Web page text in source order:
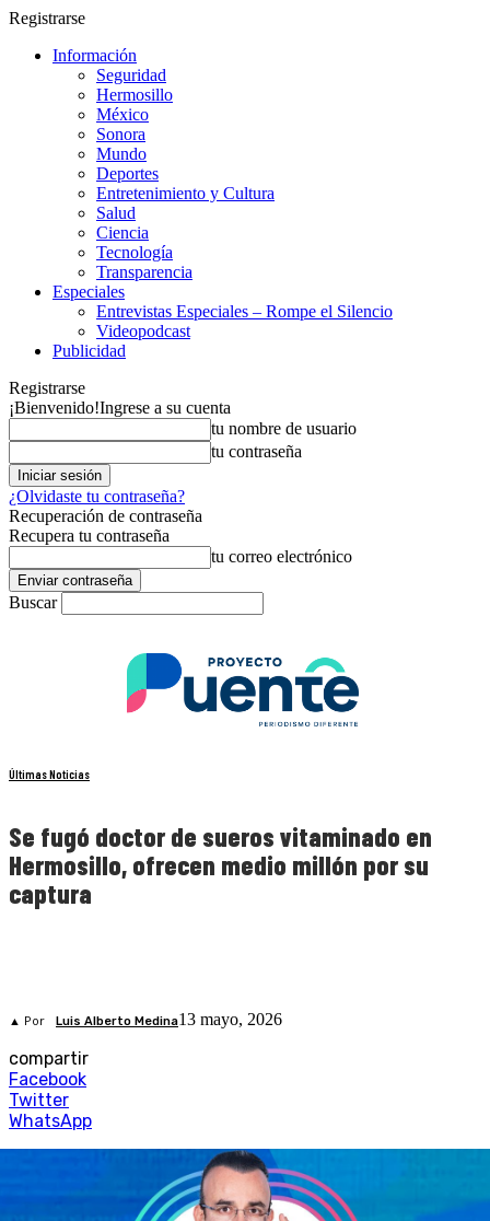
Registrarse
Información
Seguridad
Hermosillo
México
Sonora
Mundo
Deportes
Entretenimiento y Cultura
Salud
Ciencia
Tecnología
Transparencia
Especiales
Entrevistas Especiales – Rompe el Silencio
Videopodcast
Publicidad
Registrarse
¡Bienvenido!Ingrese a su cuenta
tu nombre de usuario
tu contraseña
¿Olvidaste tu contraseña?
Recuperación de contraseña
Recupera tu contraseña
tu correo electrónico
Buscar
Últimas Noticias
Se fugó doctor de sueros vitaminado en
Hermosillo, ofrecen medio millón por su
captura
▲ Por Luis Alberto Medina13 mayo, 2026
compartir
Facebook
Twitter
WhatsApp